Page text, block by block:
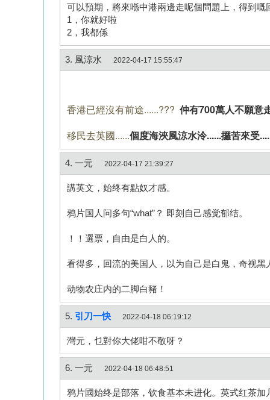
可以預期，將來喺中港兩邊走呢個問題上，得到嘅
1，你就好啦
2，我都係
3. 風涼水 2022-04-17 15:55:47
香港已經沒有前途......??? 仲有700萬人不願意
移民去英國......個度海浹風涼水泠......攞苦來受
4. 一元 2022-04-17 21:39:27
講英文，始终有點奴才感。
鸦片国人问多句“what”？ 即刻自己感觉郁结。
！！選票，自由是白人的。
看得多，回流的美国人，以为自己是白鬼，奇视黑
动物农庄内的二脚白豬！
5. 引刀一快 2022-04-18 06:19:12
灣元，乜對你大佬咁不敬呀？
6. 一元 2022-04-18 06:48:51
鸦片國始终是部落，钦食基本未进化。英式红茶加